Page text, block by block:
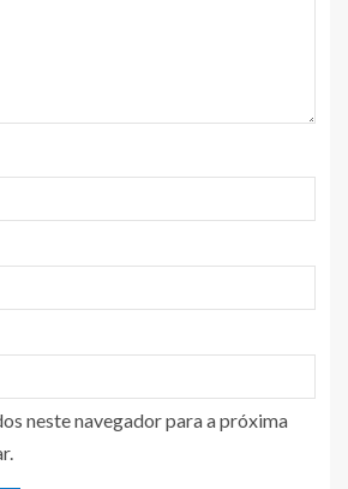
neste navegador para a próxima